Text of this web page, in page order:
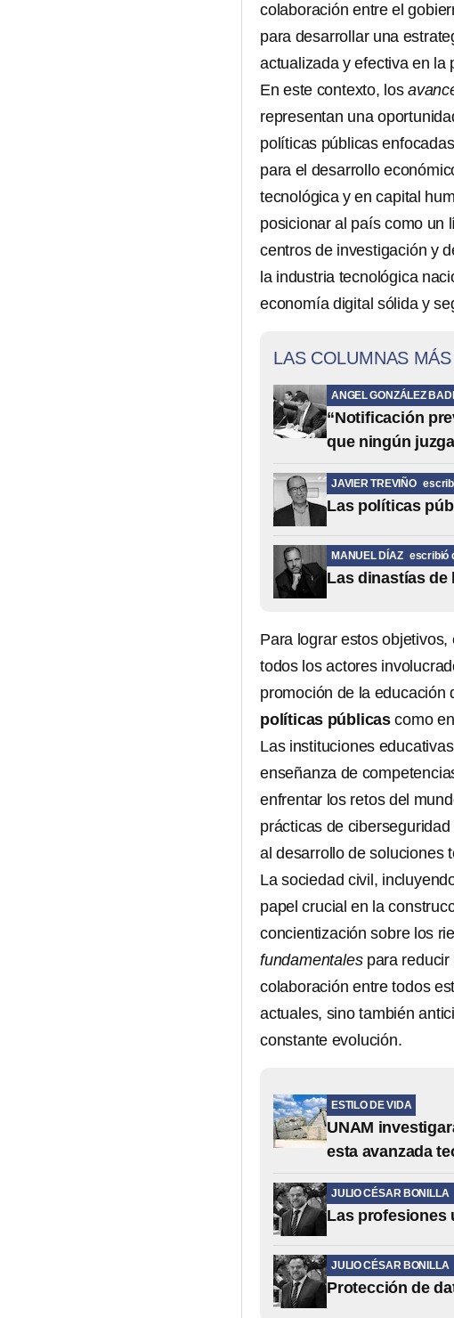
colaboración entre el
para desarrollar una
actualizada y efectiva en la
En este contexto, los
representan una
políticas públicas
para el desarrollo
tecnológica y en capital
posicionar al país como un
centros de investigación y
la industria tecnológica
economía digital sólida y
LAS COLUMNAS
ANGEL GONZÁLEZ
“Notificación
que ningún
JAVIER TREVIÑO
Las políticas
MANUEL DÍAZ escribió
Las dinastías de
Para lograr estos
todos los actores
promoción de la educación
políticas públicas como
Las instituciones
enseñanza de
enfrentar los retos del
prácticas de
al desarrollo de soluciones
La sociedad civil,
papel crucial en la
concientización sobre los
fundamentales para
colaboración entre todos
actuales, sino también
constante evolución.
ESTILO DE VIDA
UNAM
esta avanzada
JULIO CÉSAR BONILLA
Las profesiones
JULIO CÉSAR BONILLA
Protección de